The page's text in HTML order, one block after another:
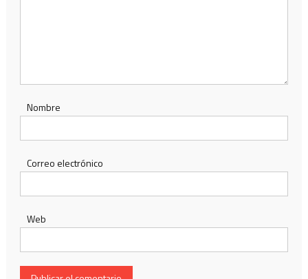
Nombre
Correo electrónico
Web